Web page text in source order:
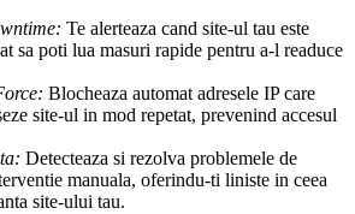
Te alerteaza cand site-ul tau este
sa poti lua masuri rapide pentru a-l readuce
Blocheaza automat adresele IP care
site-ul in mod repetat, prevenind accesul
Detecteaza si rezolva problemele de
manuala, oferindu-ti liniste in ceea
site-ului tau.